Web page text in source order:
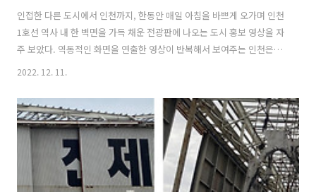
인접한 다른 도시에서 인천까지, 한동안 매일 아침을 바쁘게 오가며 인천
1호선 역사 내 한 벽면을 가득 채운 전광판에 나오는 도시 홍보 영상을 자
주 보았다. 역동적인 화면을 연출한 영상이 반복해서 보여주는 인천은
‘최초’의 무언가가 넘쳐흐르는 도시이며, 그 슬로건으로 ‘모든 길은 인천
든 것이 들어오는 동시에 어디론가 다시 나가는 도시인 인천은 외부인이
바라보기에 언제나 흘러나가는 형상을 하고 있었지만, 인천은 스스로 만
든 경로를 거쳐 나가고 마침내 ‘다시 돌아오는’ 곳이 되고자 하는 열망을
넌지시 내비치고 있었다. 이러한 열망을 품은 도시에서, 한국 이민사 ‘최
초’로 공식 기록된 1902년 인천 제물포항을 떠나 하와이에 도착한 이민
1세..
2022. 12. 11.